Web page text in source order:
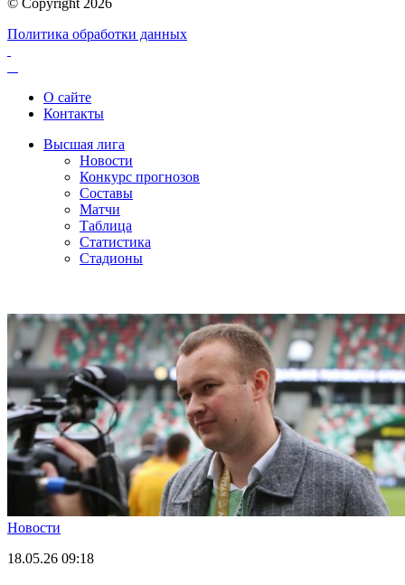
© Copyright 2026
Политика обработки данных
О сайте
Контакты
Высшая лига
Новости
Конкурс прогнозов
Составы
Матчи
Таблица
Статистика
Стадионы
Новости
18.05.26 09:18